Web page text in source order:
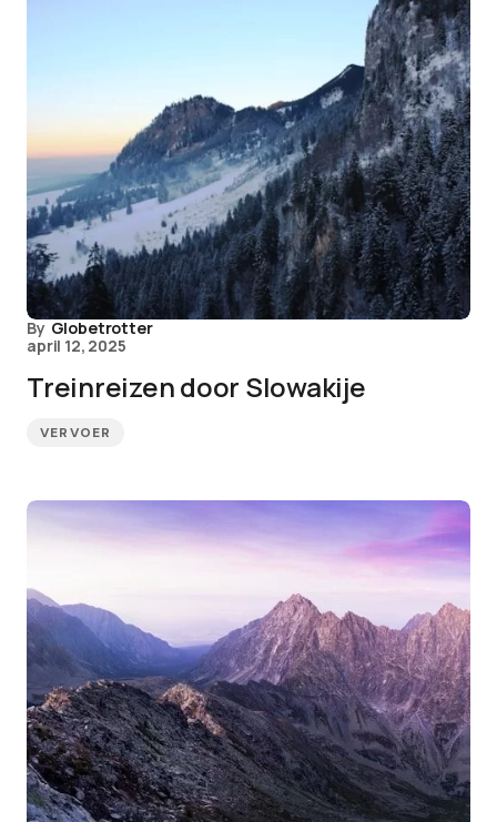
By Globetrotter
april 12, 2025
Treinreizen door Slowakije
VERVOER